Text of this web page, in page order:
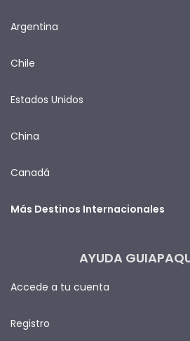
Argentina
Chile
Estados Unidos
China
Canadá
Más Destinos Internacionales
AYUDA
Accede a tu cuenta
Registro